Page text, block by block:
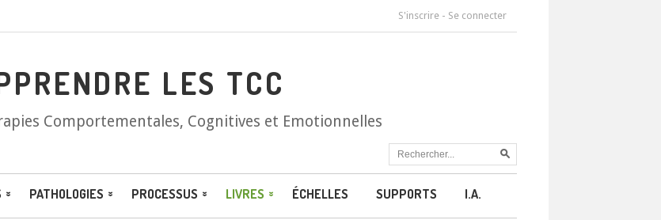
S'inscrire - Se connecter
LES TCC
Comportementales, Cognitives et Emotionnelles
PATHOLOGIES PROCESSUS LIVRES ÉCHELLES SUPPORTS I.A.